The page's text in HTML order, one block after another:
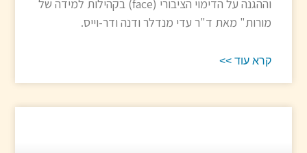
וההגנה על הדימוי הציבורי (face) בקהילות למידה של
מורות" מאת ד"ר עדי מנדלר ודנה ודר-וייס.
קרא עוד >>